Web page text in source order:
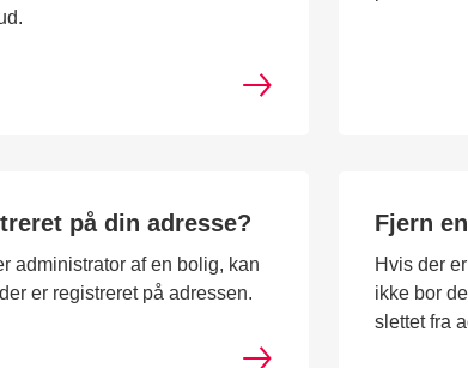
på din adresse?
administrator af en bolig, kan
er registreret på adressen.
Fjern
Hvis der
ikke bor
slettet fra